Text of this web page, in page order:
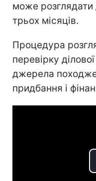
може розглядати
трьох місяців.
Процедура
перевірку
джерела
придбання і